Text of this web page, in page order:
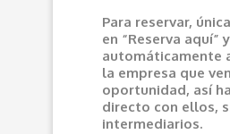
Para reservar,
en “Reserva aquí”
automáticamente
la empresa que
oportunidad, así
directo con ellos,
intermediarios.